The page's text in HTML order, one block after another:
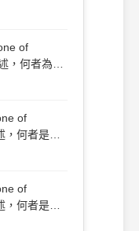
力測驗和
of
人協助後
of
何者是正
水
間。 丁、
of
何者是正